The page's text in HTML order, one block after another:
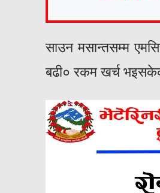
साउन मसान्तसम्म
बढी० रकम खर्च